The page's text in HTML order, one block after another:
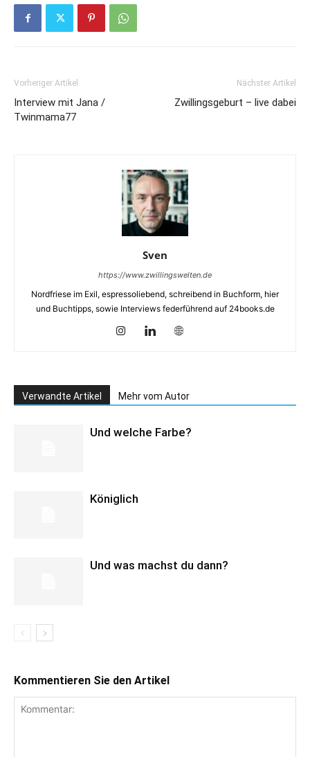
Vorheriger Artikel
Interview mit Jana /
Twinmama77
Nächster Artikel
Zwillingsgeburt – live dabei
Sven
https://www.zwillingswelten.de
Nordfriese im Exil, espressoliebend, schreibend in Buchform, hier
und Buchtipps, sowie Interviews federführend auf 24books.de
Verwandte Artikel Mehr vom Autor
Und welche Farbe?
Königlich
Und was machst du dann?
Kommentieren Sie den Artikel